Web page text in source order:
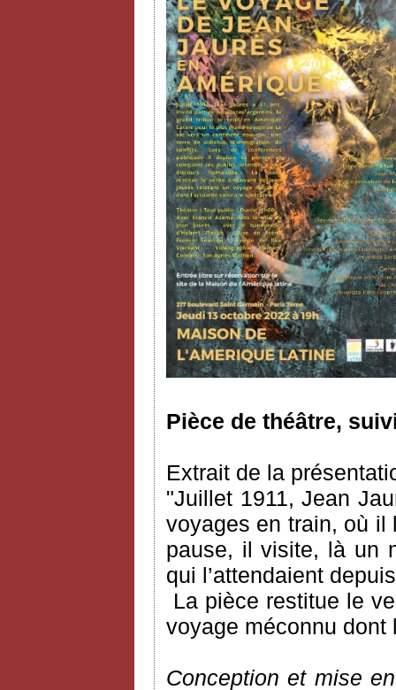
Pièce de théâtre,
Extrait de la
"Juillet 1911, Jean
voyages en train, où il
pause, il visite, là un
qui l’attendaient
La pièce restitue le
voyage méconnu dont
Conception et mise